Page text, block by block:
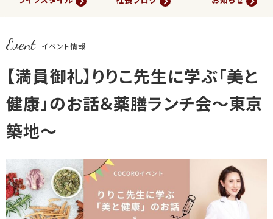
Event イベント情報
【満員御礼】りりこ先生に学ぶ「美と
健康」のお話＆薬膳ランチ会～東京
築地～